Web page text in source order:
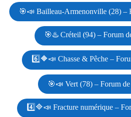
🎯📣 Bailleau-Armenonville (28) –
🎯♨️ Créteil (94) – Forum
6️⃣🔶📣 Chasse & Pêche –
🎯📣 Vert (78) – Forum
4️⃣🔷📣 Fracture numérique –